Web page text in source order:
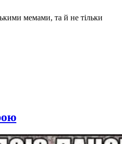
мемами, та й не тільки